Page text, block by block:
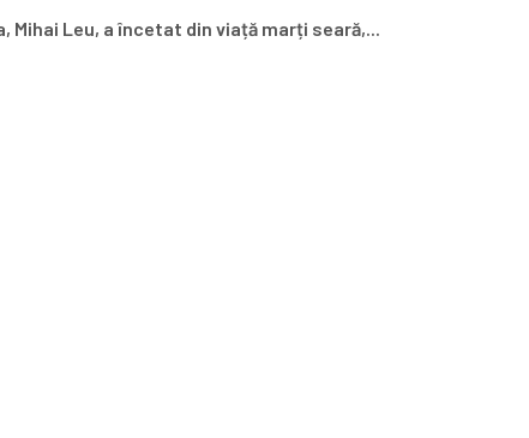
Mihai Leu, a încetat din viață marți seară,...